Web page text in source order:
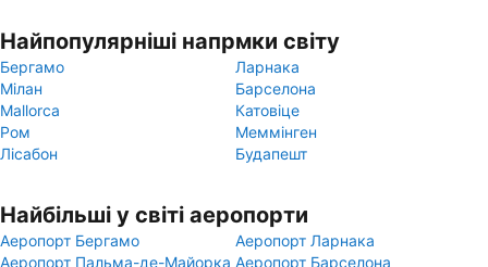
Найпопулярніші напрмки світу
Бергамо
Ларнака
Мілан
Барселона
Mallorca
Катовіце
Ром
Меммінген
Лісабон
Будапешт
Найбільші у світі аеропорти
Аеропорт Бергамо
Аеропорт Ларнака
Аеропорт Пальма-де-Майорка Аеропорт Барселона